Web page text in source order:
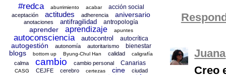
Juana
Creo
#redca aburrimiento acabar acción social
aceptación actitudes adherencia aniversario
anotaciones antifragilidad antropología
aprender aprendizaje apuntes
autoconsciencia autocontrol autocrítica
autogestión autonomía autoritarismo bienestar
blogs bottom up Byung-Chul Han calidad caligrafía
calma cambio cambio personal Canarias
CASG CEJFE cerebro certezas cine ciudad